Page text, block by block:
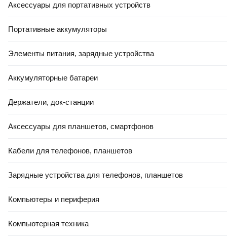
Аксессуары для портативных устройств
Портативные аккумуляторы
Элементы питания, зарядные устройства
Аккумуляторные батареи
Держатели, док-станции
Аксессуары для планшетов, смартфонов
Кабели для телефонов, планшетов
Зарядные устройства для телефонов, планшетов
Компьютеры и периферия
Компьютерная техника